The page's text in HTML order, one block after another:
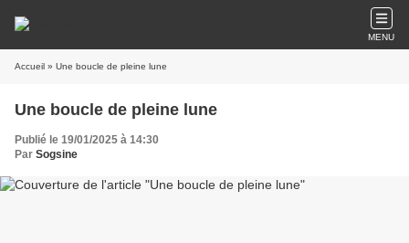
MENU
Accueil » Une boucle de pleine lune
Une boucle de pleine lune
Publié le 19/01/2025 à 14:30
Par Sogsine